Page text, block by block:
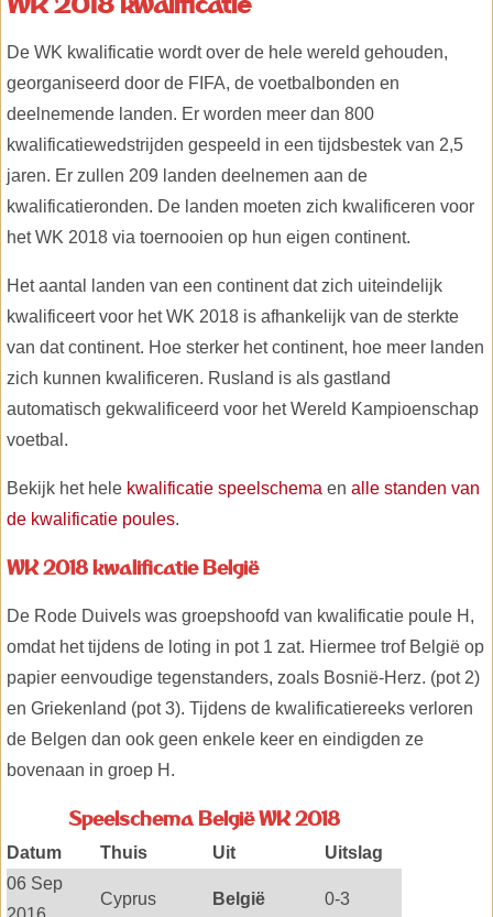
De WK kwalificatie wordt over de hele wereld gehouden,
georganiseerd door de FIFA, de voetbalbonden en
deelnemende landen. Er worden meer dan 800
kwalificatiewedstrijden gespeeld in een tijdsbestek van 2,5
jaren. Er zullen 209 landen deelnemen aan de
kwalificatieronden. De landen moeten zich kwalificeren voor
het WK 2018 via toernooien op hun eigen continent.
Het aantal landen van een continent dat zich uiteindelijk
kwalificeert voor het WK 2018 is afhankelijk van de sterkte
van dat continent. Hoe sterker het continent, hoe meer landen
zich kunnen kwalificeren. Rusland is als gastland
automatisch gekwalificeerd voor het Wereld Kampioenschap
voetbal.
Bekijk het hele kwalificatie speelschema en alle standen van
de kwalificatie poules.
WK 2018 kwalificatie België
De Rode Duivels was groepshoofd van kwalificatie poule H,
omdat het tijdens de loting in pot 1 zat. Hiermee trof België op
papier eenvoudige tegenstanders, zoals Bosnië-Herz. (pot 2)
en Griekenland (pot 3). Tijdens de kwalificatiereeks verloren
de Belgen dan ook geen enkele keer en eindigden ze
bovenaan in groep H.
Speelschema België WK 2018
Datum Thuis Uit
Uitslag
06 Sep
Cyprus België 0-3